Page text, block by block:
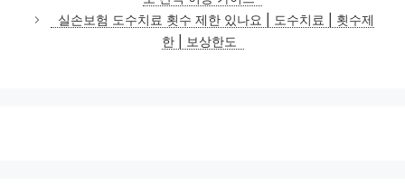
리
실손보험 도수치료 횟수 제한 있나요 | 도수치료 | 횟수제
한 | 보상한도